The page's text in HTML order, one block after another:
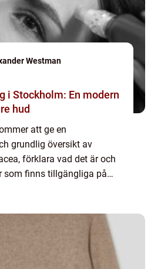
Westman
i Stockholm: En modern
hud
att ge en
grundlig översikt av
förklara vad det är och
som finns tillgängliga på